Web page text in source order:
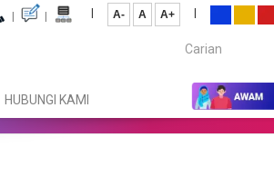
| | | A- A A+ |
Carian...
HUBUNGI KAMI